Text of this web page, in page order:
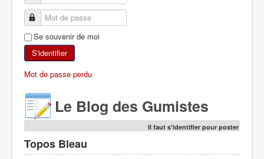
ALPINISME
SKI DE RANDONNÉE
RANDONNÉE SPORTIVE
Se souvenir de moi
S'identifier
Mot de passe perdu
Le Blog des Gumistes
Il faut s'identifier pour poster
Topos Bleau